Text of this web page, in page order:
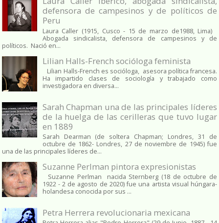
defensora de campesinos y de políticos de
Peru
Laura Caller (1915, Cusco - 15 de marzo de1988, Lima)
Abogada sindicalista, defensora de campesinos y de
políticos. Nació en...
Lilian Halls-French socióloga feminista
Lilian Halls-French es socióloga, asesora política francesa.
Ha impartido clases de sociología y trabajado como
investigadora en diversa...
Sarah Chapman una de las principales líderes
de la huelga de las cerilleras que tuvo lugar
en 1889
Sarah Dearman (de soltera Chapman; Londres, 31 de
octubre de 1862​- Londres, 27 de noviembre de 1945)​ fue
una de las principales líderes de...
Suzanne Perlman pintora expresionistas
Suzanne Perlman nacida Sternberg (18 de octubre de
1922 - 2 de agosto de 2020) fue una artista visual húngara-
holandesa conocida por sus ...
Petra Herrera revolucionaria mexicana